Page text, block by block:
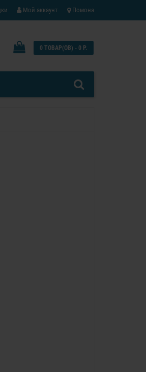
Помона
Мой аккаунт
0 ТОВАР(ОВ) - 0 Р.